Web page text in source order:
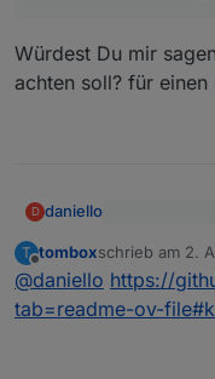
Würdest Du mir
achten soll? für einen
D daniello
@daniello
Bitte testen
Würdest Du
achten soll?
T
Offline
tomboxschrieb am 2.
zuletzt editiert
@daniello https://
tab=readme-ov-